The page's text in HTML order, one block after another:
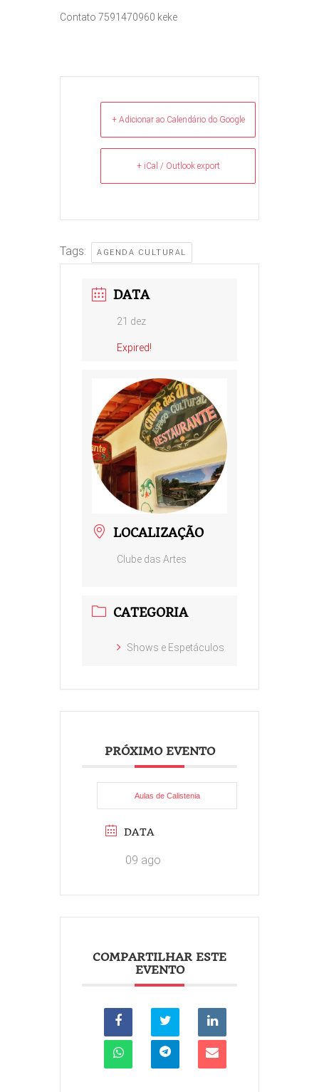
Contato 7591470960 keke
+ Adicionar ao Calendário do Google
+ iCal / Outlook export
Tags: AGENDA CULTURAL
DATA
21 dez
Expired!
LOCALIZAÇÃO
Clube das Artes
CATEGORIA
Shows e Espetáculos
PRÓXIMO EVENTO
Aulas de Calistenia
DATA
09 ago
COMPARTILHAR ESTE
EVENTO